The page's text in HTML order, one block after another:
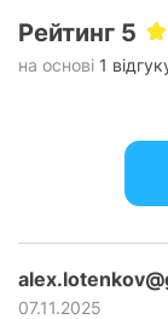
Рейтинг 5
на основі 1
07.11.2025